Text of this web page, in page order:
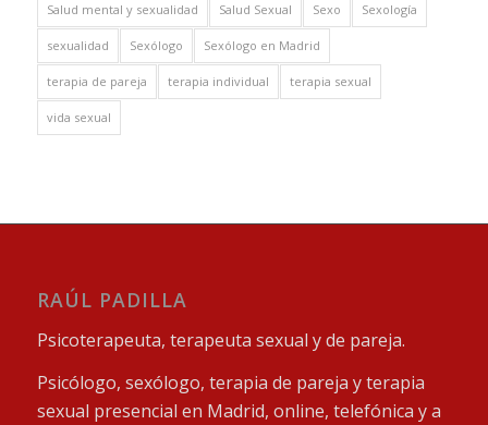
Salud mental y sexualidad Salud Sexual Sexo Sexología
sexualidad Sexólogo Sexólogo en Madrid
terapia de pareja terapia individual terapia sexual
vida sexual
RAÚL PADILLA
Psicoterapeuta, terapeuta sexual y de pareja.
Psicólogo, sexólogo, terapia de pareja y terapia
sexual presencial en Madrid, online, telefónica y a